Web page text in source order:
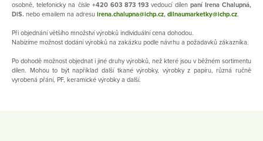
osobně, telefonicky na čísle +420 603 873 193 vedoucí dílen paní Irena Chalupná,
DiS. nebo emailem na adresu irena.chalupna@ichp.cz, dilnaumarketky@ichp.cz
Při objednání většího množství výrobků individuální cena dohodou.
Nabízíme možnost dodání výrobků na zakázku podle návrhu a požadavků zákazníka.
Po dohodě možnost objednat i jiné druhy výrobků, než které jsou v běžném sortimentu
dílen. Mohou to být například další tkané výrobky, výrobky z papíru, různá ručně
vyrobená přání, PF, keramické výrobky a další.